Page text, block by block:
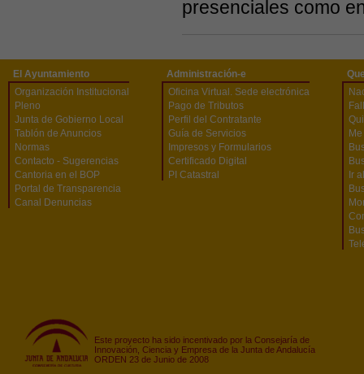
presenciales como
El Ayuntamiento
Organización Institucional
Pleno
Junta de Gobierno Local
Tablón de Anuncios
Normas
Contacto - Sugerencias
Cantoria en el BOP
Portal de Transparencia
Canal Denuncias
Administración-e
Oficina Virtual. Sede electrónica
Pago de Tributos
Perfil del Contratante
Guía de Servicios
Impresos y Formularios
Certificado Digital
PI Catastral
Ir
Este proyecto ha sido incentivado por la Consejaría de
Innovación, Ciencia y Empresa de la Junta de Andalucía
ORDEN 23 de Junio de 2008